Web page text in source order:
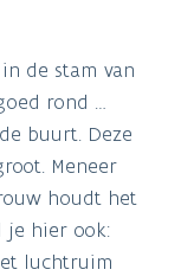
de stam van
rond …
buurt. Deze
Meneer
houdt het
je hier ook:
luchtruim